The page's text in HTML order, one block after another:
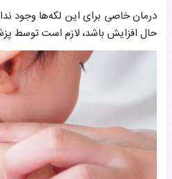
درمان خاصی برای این لکه‌ها وجود
حال افزایش باشد، لازم است توسط